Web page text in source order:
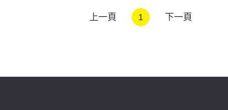
上一頁 1 下一頁